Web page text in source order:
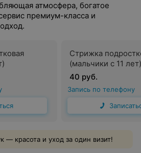
атмосфера, богатое
премиум-класса и
Стрижка
(мальчики с 11 лет)
40 руб.
Запись по телефону
— красота и уход за один визит!